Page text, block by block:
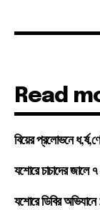
Read
বিয়ের প্রলোভনে
যশোরে চাচাদের জালে
যশোরে ডিবির